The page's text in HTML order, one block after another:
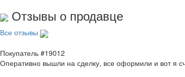
Отзывы о продавце
Все отзывы
Покупатель #19012
Оперативно вышли на сделку, все оформили и вот я